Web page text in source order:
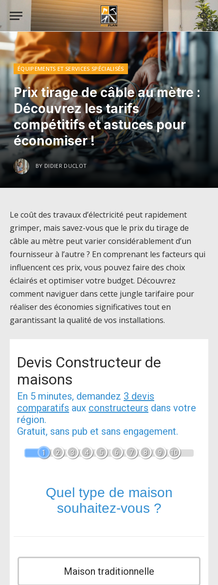
ÉQUIPEMENTS ET SERVICES SPÉCIALISÉS
Prix tirage de câble au mètre :
Découvrez les tarifs
compétitifs et astuces pour
économiser !
BY DIDIER DUCLOT
Le coût des travaux d’électricité peut rapidement
grimper, mais savez-vous que le prix du tirage de
câble au mètre peut varier considérablement d’un
fournisseur à l’autre ? En comprenant les facteurs qui
influencent ces prix, vous pouvez faire des choix
éclairés et optimiser votre budget. Découvrez
comment naviguer dans cette jungle tarifaire pour
réaliser des économies significatives tout en
garantissant la qualité de vos installations.
Devis Constructeur de
maisons
En 5 minutes, demandez 3 devis
comparatifs aux constructeurs dans votre
région.
Gratuit, sans pub et sans engagement.
1 2 3 4 5 6 7 8 9 10
Quel type de maison
souhaitez-vous ?
Maison traditionnelle